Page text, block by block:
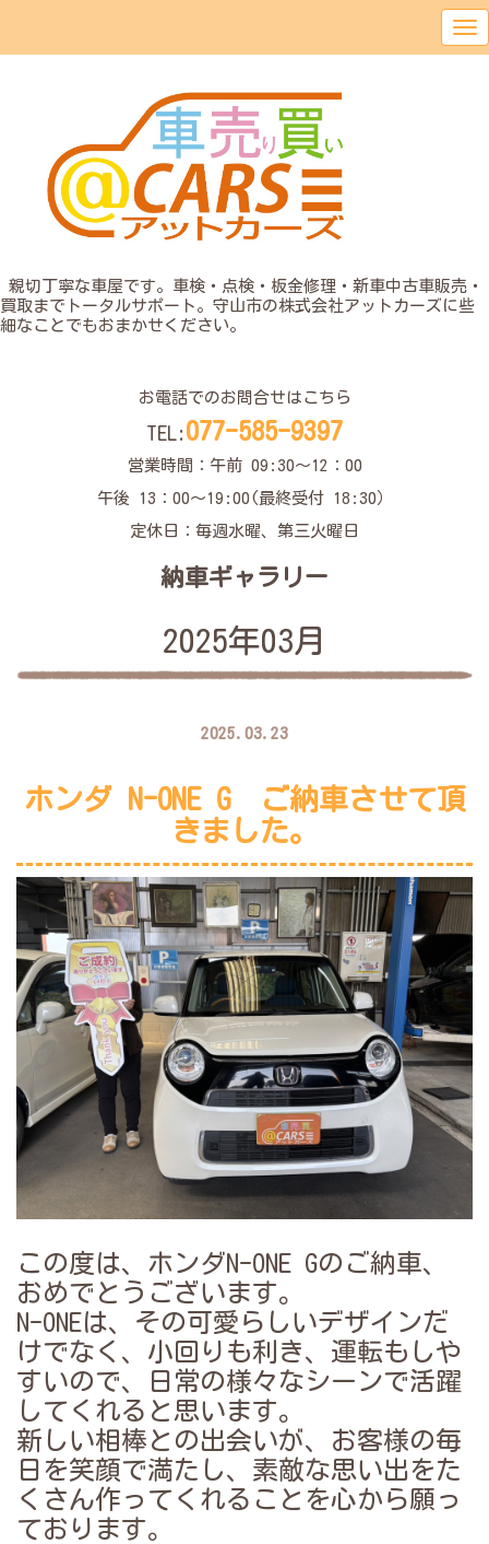
親切丁寧な車屋です。車検・点検・板金修理・新車中古車販売・
買取までトータルサポート。守山市の株式会社アットカーズに些
細なことでもおまかせください。
お電話でのお問合せはこちら
TEL: 077-585-9397
営業時間：午前 09:30〜12：00
午後 13：00～19:00(最終受付 18:30）
定休日：毎週水曜、第三火曜日
納車ギャラリー
2025年03月
2025.03.23
ホンダ N-ONE G ご納車させて頂
きました。
この度は、ホンダN-ONE Gのご納車、
おめでとうございます。
N-ONEは、その可愛らしいデザインだ
けでなく、小回りも利き、運転もしや
すいので、日常の様々なシーンで活躍
してくれると思います。
新しい相棒との出会いが、お客様の毎
日を笑顔で満たし、素敵な思い出をた
くさん作ってくれることを心から願っ
ております。